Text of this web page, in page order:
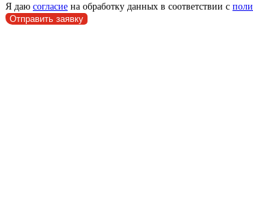
Я даю согласие на обработку данных в соответствии с
Отправить заявку